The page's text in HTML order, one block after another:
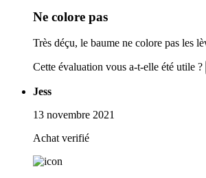
Ne colore pas
Très déçu, le baume ne colore pas les
Cette évaluation vous a-t-elle été utile ?
Jess
13 novembre 2021
Achat verifié